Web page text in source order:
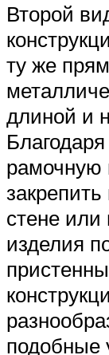
Второй
ту же
длиной и
рамочную
стене или
изделия
подобные